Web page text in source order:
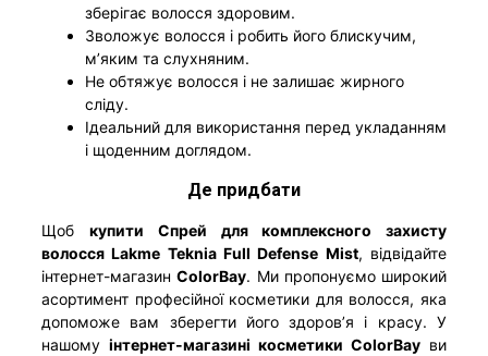
зберігає волосся здоровим.
Зволожує волосся і робить його блискучим,
м’яким та слухняним.
Не обтяжує волосся і не залишає жирного
сліду.
Ідеальний для використання перед укладанням
і щоденним доглядом.
Де придбати
Щоб купити
Спрей для комплексного захисту
волосся Lakme Teknia Full Defense Mist, відвідайте
інтернет-магазинColorBay. Ми пропонуємо широкий
асортимент професійної косметики для волосся, яка
допоможе вам зберегти його здоров’я і красу. У
нашому інтернет-магазині косметики ColorBay ви